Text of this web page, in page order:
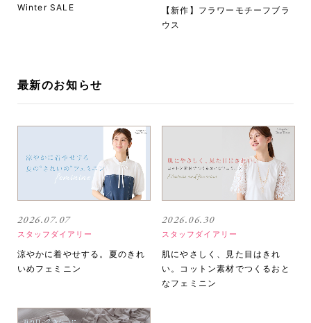
Winter SALE
【新作】フラワーモチーフブラ
ウス
最新のお知らせ
2026.07.07
スタッフダイアリー
涼やかに着やせする。夏のきれ
いめフェミニン
2026.06.30
スタッフダイアリー
肌にやさしく、見た目はきれ
い。コットン素材でつくるおと
なフェミニン